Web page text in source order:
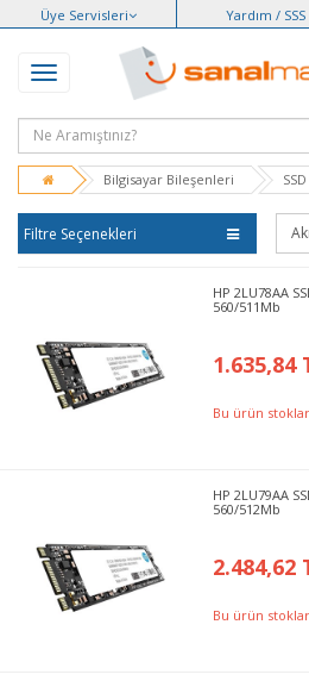
Üye Servisleri Yardım / SSS
Bilgisayar Bileşenleri
Filtre Seçenekleri
HP 2LU78AA
560/511Mb
1.635,84
Bu ürün
HP 2LU79AA
560/512Mb
2.484,62
Bu ürün